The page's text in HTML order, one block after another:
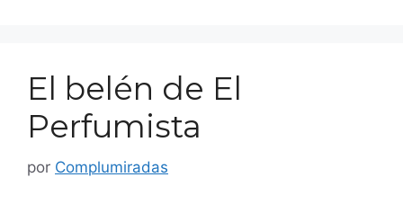
El belén de El
Perfumista
por Complumiradas